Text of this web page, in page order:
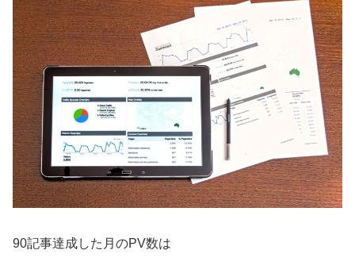
90記事達成した月のPV数は